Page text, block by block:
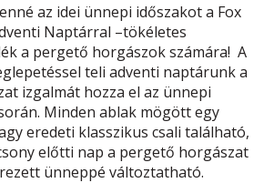
az idei ünnepi időszakot a Fox
Naptárral –tökéletes
a pergető horgászok számára! A
teli adventi naptárunk a
izgalmát hozza el az ünnepi
Minden ablak mögött egy
eredeti klasszikus csali található,
előtti nap a pergető horgászat
ünneppé változtatható.